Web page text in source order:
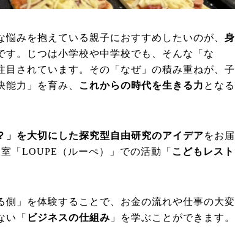
みを抱えている親子におすすめしたいのが、 身
す。じつは小学校や中学校でも、そんな「な
目されています。その「なぜ」の積み重ねが、子
力」を育み、 これからの時代を生きる力 となる
」を大切にした探究型自由研究のアイデアをお届
「LOUPE（ルーぺ）」での活動「 こどもレスト
」を体験することで、お金の流れや仕事の大変
い「 ビジネスの仕組み 」を学ぶことができます。